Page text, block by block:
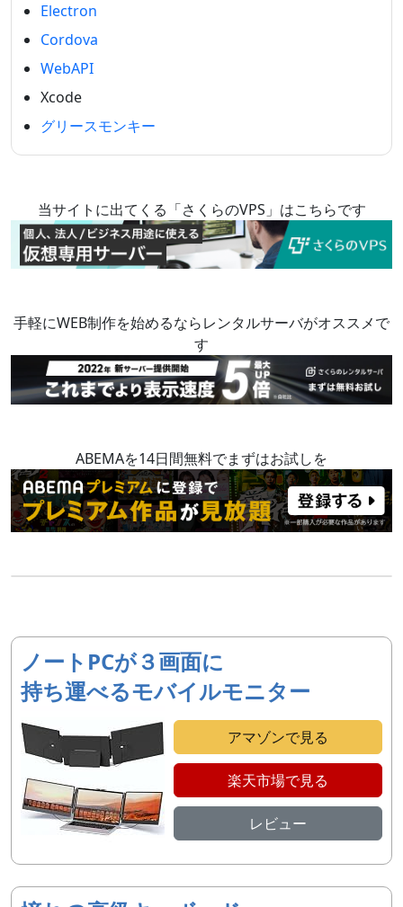
Electron
Cordova
WebAPI
Xcode
グリースモンキー
当サイトに出てくる「さくらのVPS」はこちらです
手軽にWEB制作を始めるならレンタルサーバがオススメで
す
ABEMAを14日間無料でまずはお試しを
ノートPCが３画面に
持ち運べるモバイルモニター
アマゾンで見る
楽天市場で見る
レビュー